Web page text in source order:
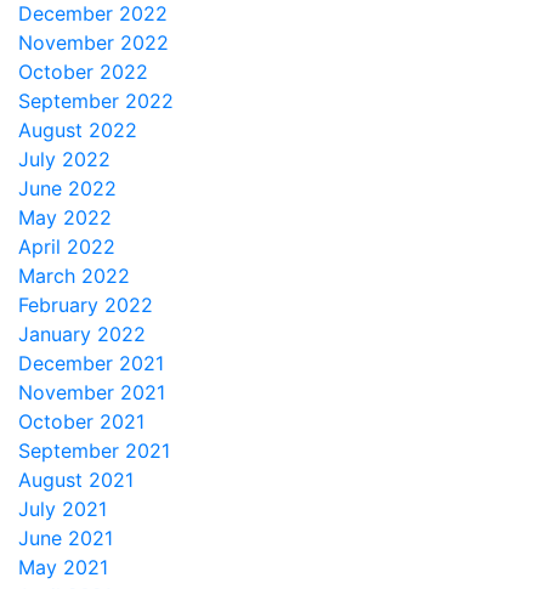
December 2022
November 2022
October 2022
September 2022
August 2022
July 2022
June 2022
May 2022
April 2022
March 2022
February 2022
January 2022
December 2021
November 2021
October 2021
September 2021
August 2021
July 2021
June 2021
May 2021